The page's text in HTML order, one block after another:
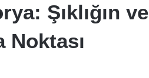
Şıklığın ve